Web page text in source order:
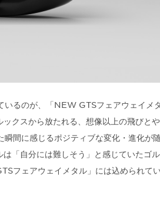
いるのが、「NEW GTSフェアウェイメ
クスから放たれる、想像以上の飛びとや
間に感じるポジティブな変化・進化が
「自分には難しそう」と感じていたゴ
フェアウェイメタル」には込められて